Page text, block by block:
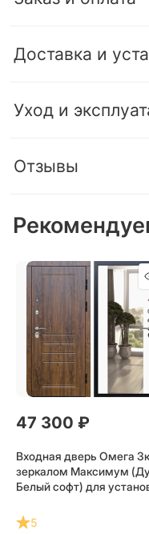
Доставка и
Уход и
Отзывы
47 300 ₽
Входная дверь Омега
зеркалом Максимум
Белый софт) для
5